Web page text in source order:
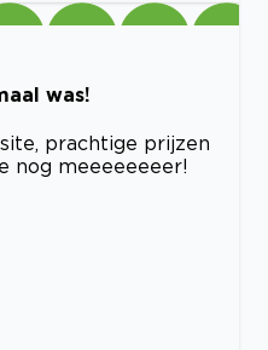
was!
prachtige prijzen
nog meeeeeeeer!